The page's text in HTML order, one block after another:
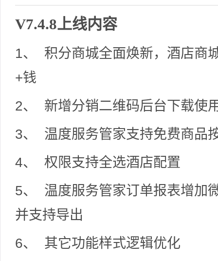
V7.4.8上线内容
1、 积分商城全面焕新，酒店商
+钱
2、 新增分销二维码后台下载使
3、 温度服务管家支持免费商品
4、 权限支持全选酒店配置
5、 温度服务管家订单报表增加
并支持导出
6、 其它功能样式逻辑优化